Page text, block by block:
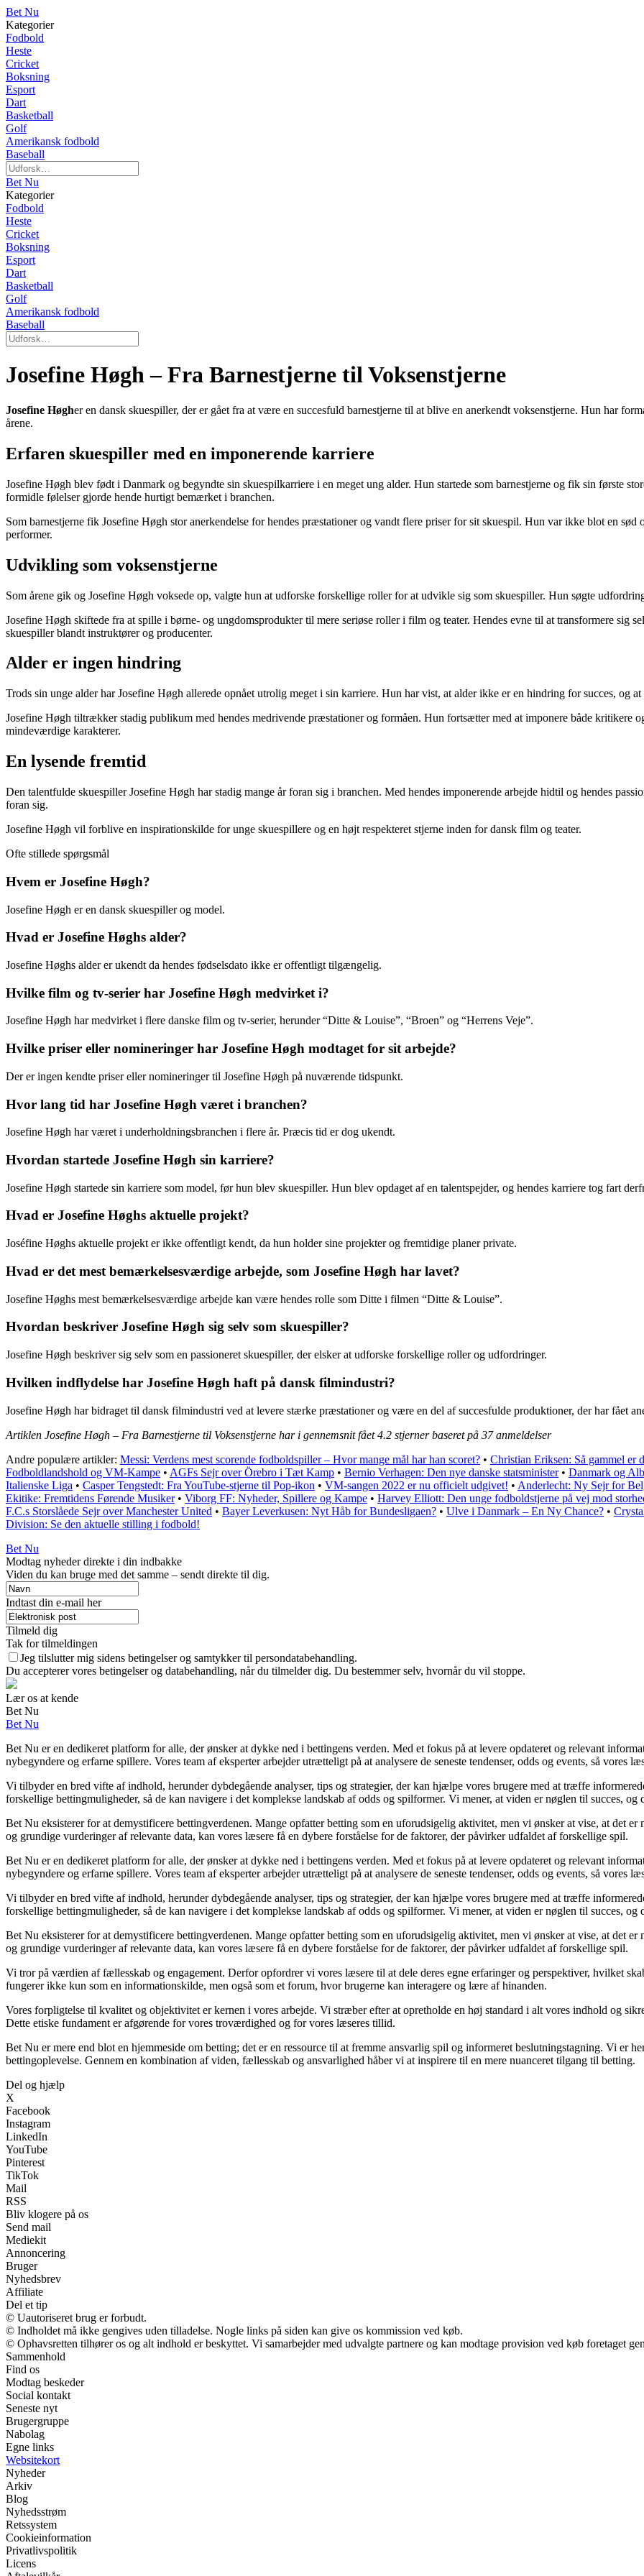
Bet Nu
Kategorier
Fodbold
Heste
Cricket
Boksning
Esport
Dart
Basketball
Golf
Amerikansk fodbold
Baseball
Bet Nu
Kategorier
Fodbold
Heste
Cricket
Boksning
Esport
Dart
Basketball
Golf
Amerikansk fodbold
Baseball
Josefine Høgh – Fra Barnestjerne til Voksenstjerne
Josefine Høgher en dansk skuespiller, der er gået fra at være en succesfuld barnestjerne til at blive en anerkendt voksenstjerne. Hun har
årene.
Erfaren skuespiller med en imponerende karriere
Josefine Høgh blev født i Danmark og begyndte sin skuespilkarriere i en meget ung alder. Hun startede som barnestjerne og fik sin første
formidle følelser gjorde hende hurtigt bemærket i branchen.
Som barnestjerne fik Josefine Høgh stor anerkendelse for hendes præstationer og vandt flere priser for sit skuespil. Hun var ikke blot en sød
performer.
Udvikling som voksenstjerne
Som årene gik og Josefine Høgh voksede op, valgte hun at udforske forskellige roller for at udvikle sig som skuespiller. Hun søgte
Josefine Høgh skiftede fra at spille i børne- og ungdomsprodukter til mere seriøse roller i film og teater. Hendes evne til at transformere sig
skuespiller blandt instruktører og producenter.
Alder er ingen hindring
Trods sin unge alder har Josefine Høgh allerede opnået utrolig meget i sin karriere. Hun har vist, at alder ikke er en hindring for succes, og
Josefine Høgh tiltrækker stadig publikum med hendes medrivende præstationer og formåen. Hun fortsætter med at imponere både kritikere
mindeværdige karakterer.
En lysende fremtid
Den talentfulde skuespiller Josefine Høgh har stadig mange år foran sig i branchen. Med hendes imponerende arbejde hidtil og hendes
foran sig.
Josefine Høgh vil forblive en inspirationskilde for unge skuespillere og en højt respekteret stjerne inden for dansk film og teater.
Ofte stillede spørgsmål
Hvem er Josefine Høgh?
Josefine Høgh er en dansk skuespiller og model.
Hvad er Josefine Høghs alder?
Josefine Høghs alder er ukendt da hendes fødselsdato ikke er offentligt tilgængelig.
Hvilke film og tv-serier har Josefine Høgh medvirket i?
Josefine Høgh har medvirket i flere danske film og tv-serier, herunder “Ditte & Louise”, “Broen” og “Herrens Veje”.
Hvilke priser eller nomineringer har Josefine Høgh modtaget for sit arbejde?
Der er ingen kendte priser eller nomineringer til Josefine Høgh på nuværende tidspunkt.
Hvor lang tid har Josefine Høgh været i branchen?
Josefine Høgh har været i underholdningsbranchen i flere år. Præcis tid er dog ukendt.
Hvordan startede Josefine Høgh sin karriere?
Josefine Høgh startede sin karriere som model, før hun blev skuespiller. Hun blev opdaget af en talentspejder, og hendes karriere tog fart
Hvad er Josefine Høghs aktuelle projekt?
Joséfine Høghs aktuelle projekt er ikke offentligt kendt, da hun holder sine projekter og fremtidige planer private.
Hvad er det mest bemærkelsesværdige arbejde, som Josefine Høgh har lavet?
Josefine Høghs mest bemærkelsesværdige arbejde kan være hendes rolle som Ditte i filmen “Ditte & Louise”.
Hvordan beskriver Josefine Høgh sig selv som skuespiller?
Josefine Høgh beskriver sig selv som en passioneret skuespiller, der elsker at udforske forskellige roller og udfordringer.
Hvilken indflydelse har Josefine Høgh haft på dansk filmindustri?
Josefine Høgh har bidraget til dansk filmindustri ved at levere stærke præstationer og være en del af succesfulde produktioner, der har fået
Artiklen Josefine Høgh – Fra Barnestjerne til Voksenstjerne har i gennemsnit fået4.2 stjerner baseret på 37anmeldelser
Andre populære artikler: Messi: Verdens mest scorende fodboldspiller – Hvor mange mål har han scoret? • Christian Eriksen: Så gammel er
Fodboldlandshold og VM-Kampe • AGFs Sejr over Örebro i Tæt Kamp • Bernio Verhagen: Den nye danske statsminister• Danmark og
Italienske Liga • Casper Tengstedt: Fra YouTube-stjerne til Pop-ikon • VM-sangen 2022 er nu officielt udgivet! • Anderlecht: Ny Sejr for
Ekitike: Fremtidens Førende Musiker• Viborg FF: Nyheder, Spillere og Kampe • Harvey Elliott: Den unge fodboldstjerne på vej mod
F.C.s Storslåede Sejr over Manchester United • Bayer Leverkusen: Nyt Håb for Bundesligaen? • Ulve i Danmark – En Ny Chance? •
Division: Se den aktuelle stilling i fodbold!
Bet Nu
Modtag nyheder direkte i din indbakke
Viden du kan bruge med det samme – sendt direkte til dig.
Indtast din e-mail her
Tilmeld dig
Tak for tilmeldingen
Jeg tilslutter mig sidens betingelser og samtykker til persondatabehandling.
Du accepterer vores betingelser og databehandling, når du tilmelder dig. Du bestemmer selv, hvornår du vil stoppe.
Lær os at kende
Bet Nu
Bet Nu
Bet Nu er en dedikeret platform for alle, der ønsker at dykke ned i bettingens verden. Med et fokus på at levere opdateret og relevant
nybegyndere og erfarne spillere. Vores team af eksperter arbejder utrætteligt på at analysere de seneste tendenser, odds og events, så vores
Vi tilbyder en bred vifte af indhold, herunder dybdegående analyser, tips og strategier, der kan hjælpe vores brugere med at træffe
forskellige bettingmuligheder, så de kan navigere i det komplekse landskab af odds og spilformer. Vi mener, at viden er nøglen til succes,
Bet Nu eksisterer for at demystificere bettingverdenen. Mange opfatter betting som en uforudsigelig aktivitet, men vi ønsker at vise, at det
og grundige vurderinger af relevante data, kan vores læsere få en dybere forståelse for de faktorer, der påvirker udfaldet af forskellige spil.
Bet Nu er en dedikeret platform for alle, der ønsker at dykke ned i bettingens verden. Med et fokus på at levere opdateret og relevant
nybegyndere og erfarne spillere. Vores team af eksperter arbejder utrætteligt på at analysere de seneste tendenser, odds og events, så vores
Vi tilbyder en bred vifte af indhold, herunder dybdegående analyser, tips og strategier, der kan hjælpe vores brugere med at træffe
forskellige bettingmuligheder, så de kan navigere i det komplekse landskab af odds og spilformer. Vi mener, at viden er nøglen til succes,
Bet Nu eksisterer for at demystificere bettingverdenen. Mange opfatter betting som en uforudsigelig aktivitet, men vi ønsker at vise, at det
og grundige vurderinger af relevante data, kan vores læsere få en dybere forståelse for de faktorer, der påvirker udfaldet af forskellige spil.
Vi tror på værdien af fællesskab og engagement. Derfor opfordrer vi vores læsere til at dele deres egne erfaringer og perspektiver, hvilket
fungerer ikke kun som en informationskilde, men også som et forum, hvor brugerne kan interagere og lære af hinanden.
Vores forpligtelse til kvalitet og objektivitet er kernen i vores arbejde. Vi stræber efter at opretholde en høj standard i alt vores indhold og
Dette etiske fundament er afgørende for vores troværdighed og for vores læseres tillid.
Bet Nu er mere end blot en hjemmeside om betting; det er en ressource til at fremme ansvarlig spil og informeret beslutningstagning. Vi er
bettingoplevelse. Gennem en kombination af viden, fællesskab og ansvarlighed håber vi at inspirere til en mere nuanceret tilgang til betting.
Del og hjælp
X
Facebook
Instagram
LinkedIn
YouTube
Pinterest
TikTok
Mail
RSS
Bliv klogere på os
Send mail
Mediekit
Annoncering
Bruger
Nyhedsbrev
Affiliate
Del et tip
© Uautoriseret brug er forbudt.
© Indholdet må ikke gengives uden tilladelse. Nogle links på siden kan give os kommission ved køb.
© Ophavsretten tilhører os og alt indhold er beskyttet. Vi samarbejder med udvalgte partnere og kan modtage provision ved køb foretaget
Sammenhold
Find os
Modtag beskeder
Social kontakt
Seneste nyt
Brugergruppe
Nabolag
Egne links
Websitekort
Nyheder
Arkiv
Blog
Nyhedsstrøm
Retssystem
Cookieinformation
Privatlivspolitik
Licens